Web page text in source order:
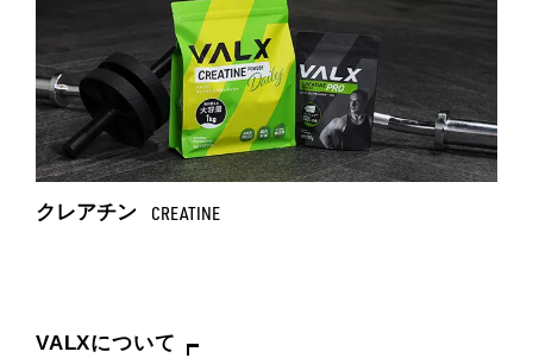
クレアチン CREATINE
VALXについて